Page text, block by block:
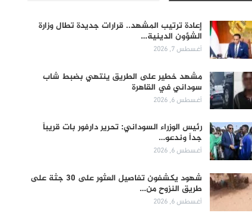
إعادة ترتيب المشهد.. قرارات جديدة تطال وزارة
الشؤون الدينية…
أغسطس 7, 2026
مشهد خطير على الطريق ينتهي بضبط شاب
سوداني في القاهرة
أغسطس 6, 2026
رئيس الوزراء السوداني: تحرير دارفور بات قريباً
جداً وندعو…
أغسطس 6, 2026
شهود يكشفون تفاصيل العثور على 30 جثة على
طريق النزوح من…
أغسطس 6, 2026